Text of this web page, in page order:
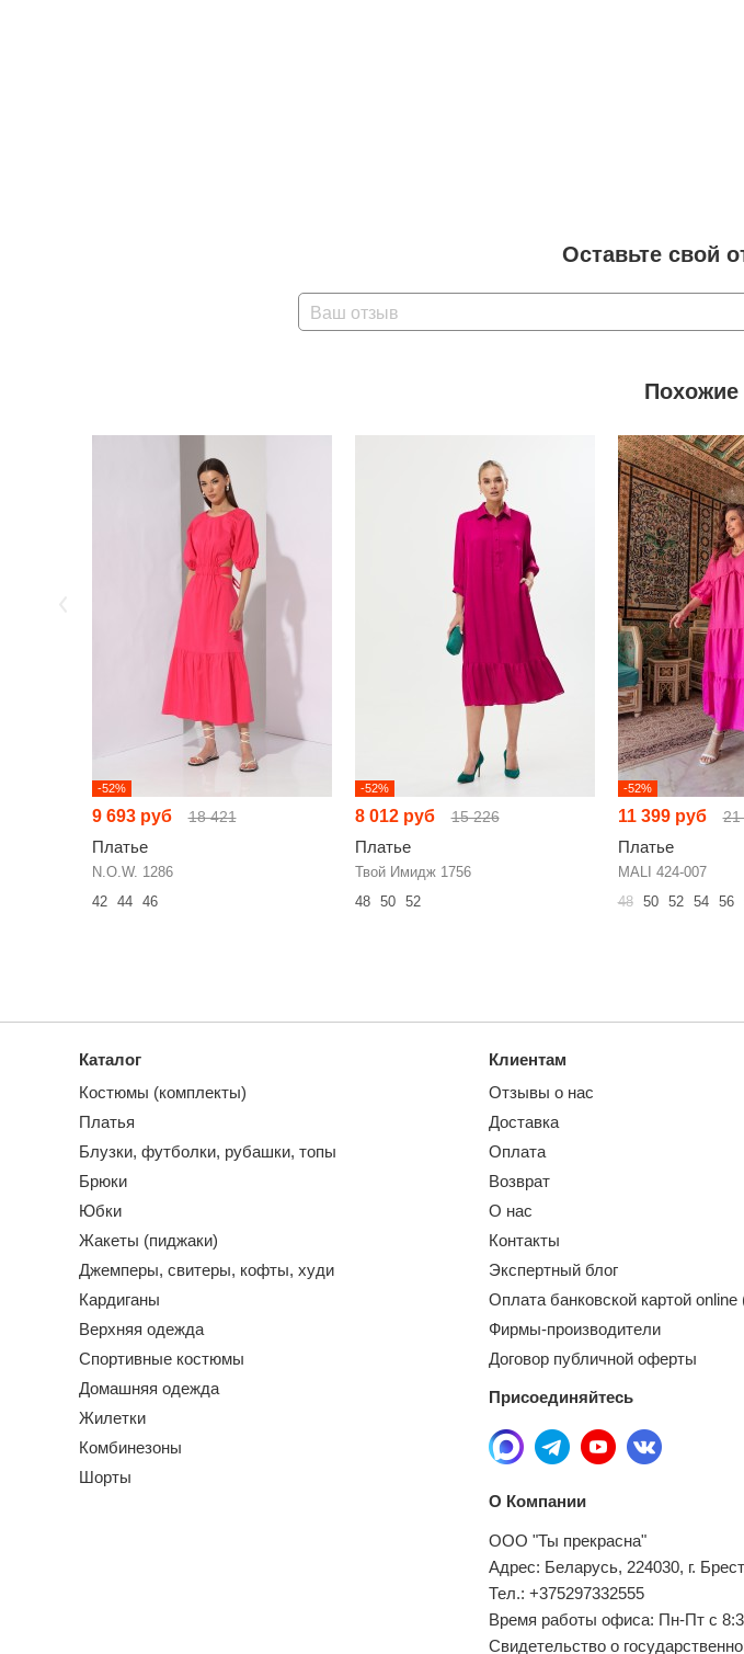
Оставьте свой
Ваш отзыв
-52%
9 693 руб 18 421
Платье
N.O.W. 1286
42
44 46
-52%
8 012 руб 15 226
Платье
Твой Имидж 1756
48
50 52
-52%
11 399 руб 21
Платье
MALI 424-007
48
50 52 54 56
Каталог
Костюмы (комплекты)
Платья
Блузки, футболки, рубашки, топы
Брюки
Юбки
Жакеты (пиджаки)
Джемперы, свитеры, кофты, худи
Кардиганы
Верхняя одежда
Спортивные костюмы
Домашняя одежда
Жилетки
Комбинезоны
Шорты
Клиентам
Отзывы о нас
Доставка
Оплата
Возврат
О нас
Контакты
Экспертный блог
Оплата банковской картой
Фирмы-производители
Договор публичной оферты
Присоединяйтесь
О Компании
ООО "Ты прекрасна"
Адрес: Беларусь, 224030, г.
Тел.: +375297332555
Время работы офиса: Пн-Пт с
Свидетельство о